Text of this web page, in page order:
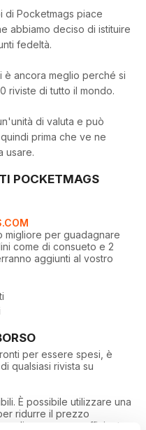
di Pocketmags piace
abbiamo deciso di istituire
fedeltà.
è ancora meglio perché si
riviste di tutto il mondo.
di valuta e può
prima che ve ne
usare.
POCKETMAGS
migliore per guadagnare
come di consueto e 2
aggiunti al vostro
per essere spesi, è
qualsiasi rivista su
È possibile utilizzare una
ridurre il prezzo
di un numero sufficiente